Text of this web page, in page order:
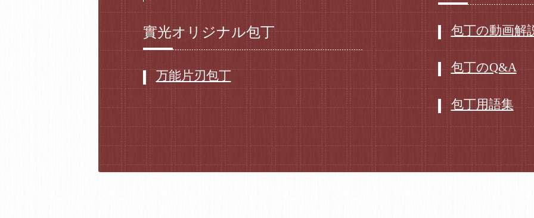
實光オリジナル包丁
万能片刃包丁
包丁の動画解
包丁のQ&A
包丁用語集